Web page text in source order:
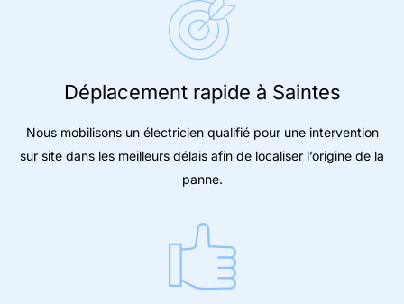
Déplacement rapide à Saintes
Nous mobilisons un électricien qualifié pour une intervention
sur site dans les meilleurs délais afin de localiser l’origine de la
panne.